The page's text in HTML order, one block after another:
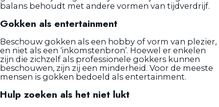
balans behoudt met andere vormen van tijdverdrijf.
Gokken als entertainment
Beschouw gokken als een hobby of vorm van plezier,
en niet als een ‘inkomstenbron’. Hoewel er enkelen
zijn die zichzelf als professionele gokkers kunnen
beschouwen, zijn zij een minderheid. Voor de meeste
mensen is gokken bedoeld als entertainment.
Hulp zoeken als het niet lukt